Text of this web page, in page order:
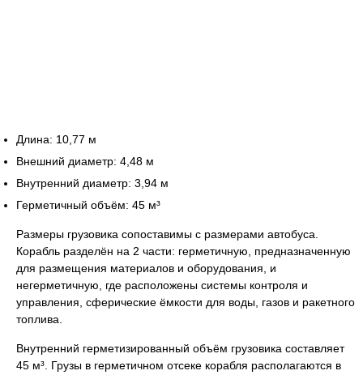
Длина: 10,77 м
Внешний диаметр: 4,48 м
Внутренний диаметр: 3,94 м
Герметичный объём: 45 м³
Размеры грузовика сопоставимы с размерами автобуса.
Корабль разделён на 2 части: герметичную, предназначенную
для размещения материалов и оборудования, и
негерметичную, где расположены системы контроля и
управления, сферические ёмкости для воды, газов и ракетного
топлива.
Внутренний герметизированный объём грузовика составляет
45 м³. Грузы в герметичном отсеке корабля располагаются в